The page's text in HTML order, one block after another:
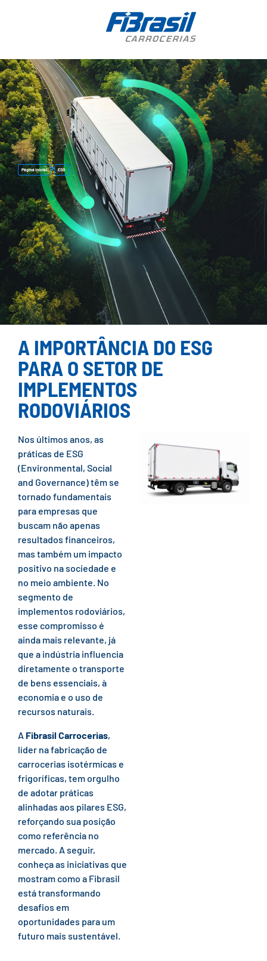
Página inicial ESG
A IMPORTÂNCIA DO ESG
PARA O SETOR DE
IMPLEMENTOS
RODOVIÁRIOS
Nos últimos anos, as
práticas de ESG
(Environmental, Social
and Governance) têm se
tornado fundamentais
para empresas que
buscam não apenas
resultados financeiros,
mas também um impacto
positivo na sociedade e
no meio ambiente. No
segmento de
implementos rodoviários,
esse compromisso é
ainda mais relevante, já
que a indústria influencia
diretamente o transporte
de bens essenciais, à
economia e o uso de
recursos naturais.
A Fibrasil Carrocerias,
líder na fabricação de
carrocerias isotérmicas e
frigoríficas, tem orgulho
de adotar práticas
alinhadas aos pilares ESG,
reforçando sua posição
como referência no
mercado. A seguir,
conheça as iniciativas que
mostram como a Fibrasil
está transformando
desafios em
oportunidades para um
futuro mais sustentável.